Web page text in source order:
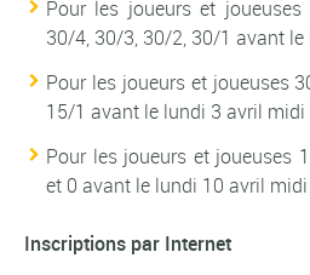
Pour les joueurs et
30/4, 30/3, 30/2, 30/1 avant
Pour les joueurs et joueuses
15/1 avant le lundi 3 avril midi
Pour les joueurs et joueuses
et 0 avant le lundi 10 avril midi
Inscriptions par Internet